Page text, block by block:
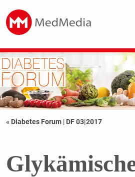
« Diabetes Forum | DF 03|2017